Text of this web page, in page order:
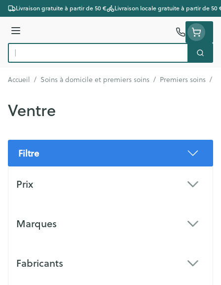
Aller au contenu
Livraison gratuite à partir de 50 € Livraison locale gratuite à partir de 50
Menu
Rechercher
Accueil / Soins à domicile et premiers soins / Premiers soins /
Ventre
Filtre
Prix
Marques
Fabricants